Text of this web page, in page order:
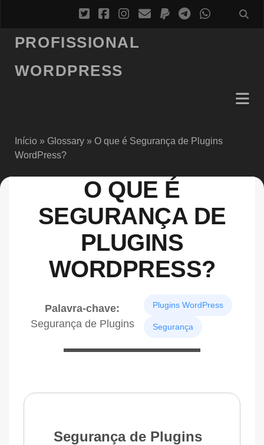
PROFISSIONAL
WORDPRESS
Início» Glossary» O que é Segurança de Plugins
WordPress?
O QUE É
SEGURANÇA DE
PLUGINS
WORDPRESS?
Palavra-chave:
Segurança de Plugins
Plugins WordPress
Segurança
Segurança de Plugins